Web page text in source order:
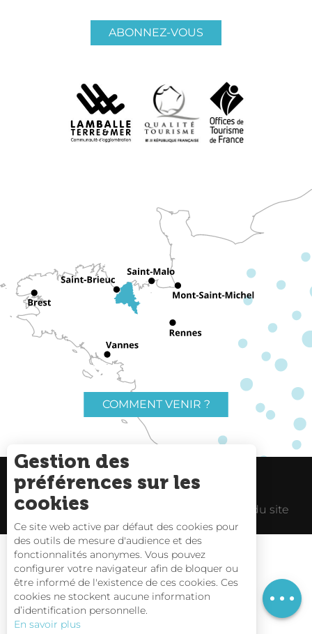
Description
Prestations
ABONNEZ-VOUS
COMMENT VENIR ?
Charte du voyageur Liens utiles
Espace Pro Plan du site
Carte interactive
Gestion des
préférences sur les
cookies
Ce site web active par défaut des cookies pour
des outils de mesure d'audience et des
fonctionnalités anonymes. Vous pouvez
configurer votre navigateur afin de bloquer ou
être informé de l'existence de ces cookies. Ces
cookies ne stockent aucune information
d’identification personnelle.
En savoir plus